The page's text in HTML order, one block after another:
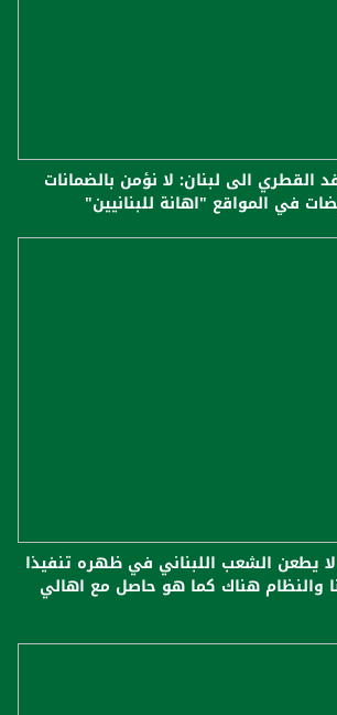
القطري الى لبنان: لا نؤمن بالضمانات
في المواقع "اهانة للبنانيين"
لا يطعن الشعب اللبناني في ظهره تنفيذا
والنظام هناك كما هو حاصل مع اهالي